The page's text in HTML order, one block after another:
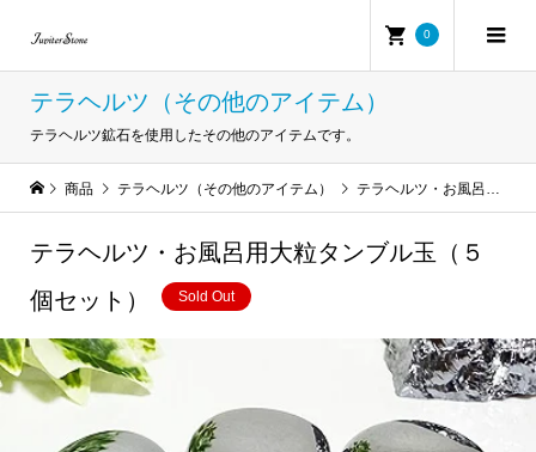
0
テラヘルツ（その他のアイテム）
テラヘルツ鉱石を使用したその他のアイテムです。
商品 テラヘルツ（その他のアイテム） テラヘルツ・お風呂用大粒タンブル玉（５個セット）
テラヘルツ・お風呂用大粒タンブル玉（５
個セット）
Sold Out